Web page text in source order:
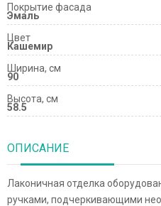
Покрытие фасада
Эмаль
Цвет
Кашемир
Ширина, см
90
Высота, см
58.5
ОПИСАНИЕ
Лаконичная отделка
ручками, подчеркивающими